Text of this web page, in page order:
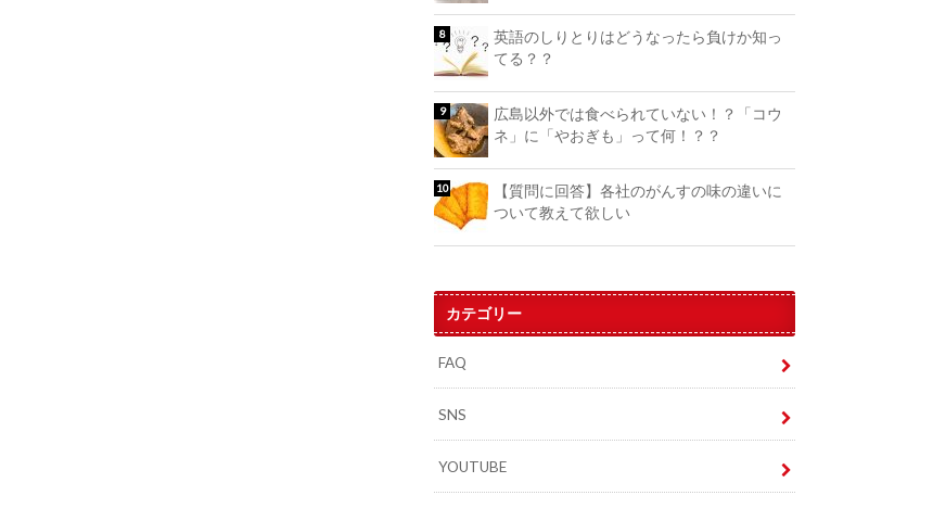
英語のしりとりはどうなったら負けか知っ
てる？？
広島以外では食べられていない！？「コウ
ネ」に「やおぎも」って何！？？
【質問に回答】各社のがんすの味の違いに
ついて教えて欲しい
カテゴリー
FAQ
SNS
YOUTUBE